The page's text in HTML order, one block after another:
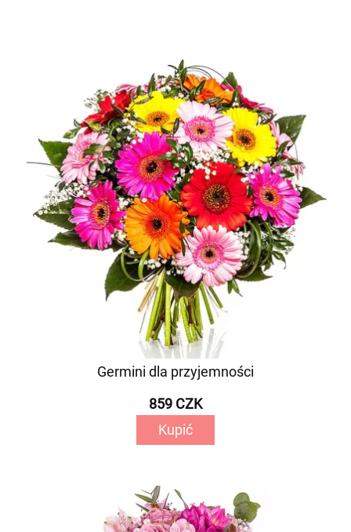
Germini dla przyjemności
859 CZK
Kupić